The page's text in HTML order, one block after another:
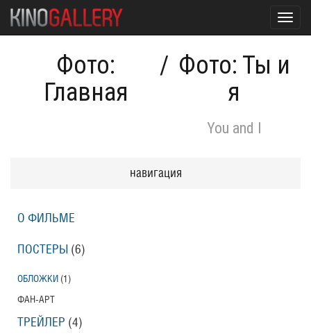
Фото:
Главная
/ Фото: Ты и
я
You and I
навигация
О ФИЛЬМЕ
ПОСТЕРЫ (6)
ОБЛОЖКИ (1)
ФАН-АРТ
ТРЕЙЛЕР (4)